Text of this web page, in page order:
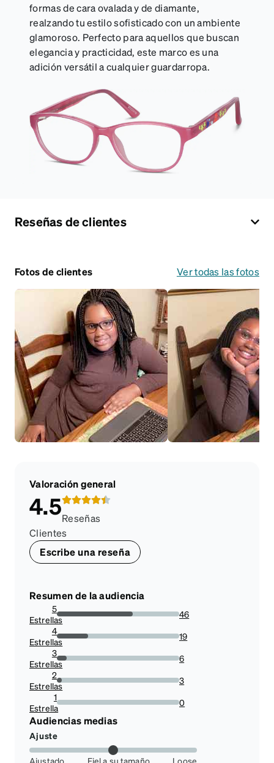
formas de cara ovalada y de diamante,
realzando tu estilo sofisticado con un ambiente
glamoroso. Perfecto para aquellos que buscan
elegancia y practicidad, este marco es una
adición versátil a cualquier guardarropa.
Reseñas de clientes
Fotos de clientes Ver todas las fotos
Valoración general
4.5Reseñas
Clientes
Escribe una reseña
Resumen de la audiencia
5
Estrellas62.16216216216216%
46
4
Estrellas25.675675675675674%
19
3
Estrellas8.108108108108109%
6
2
Estrellas4.054054054054054%
3
1
Estrella0%
0
Audiencias medias
Ajuste
Ajustado Fiel a su tamaño Loose